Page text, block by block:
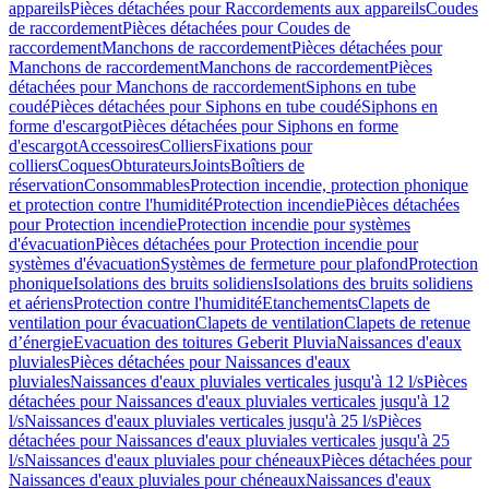
appareilsPièces détachées pour Raccordements aux appareilsCoudes
de raccordementPièces détachées pour Coudes de
raccordementManchons de raccordementPièces détachées pour
Manchons de raccordementManchons de raccordementPièces
détachées pour Manchons de raccordementSiphons en tube
coudéPièces détachées pour Siphons en tube coudéSiphons en
forme d'escargotPièces détachées pour Siphons en forme
d'escargotAccessoiresColliersFixations pour
colliersCoquesObturateursJointsBoîtiers de
réservationConsommablesProtection incendie, protection phonique
et protection contre l'humiditéProtection incendiePièces détachées
pour Protection incendieProtection incendie pour systèmes
d'évacuationPièces détachées pour Protection incendie pour
systèmes d'évacuationSystèmes de fermeture pour plafondProtection
phoniqueIsolations des bruits solidiensIsolations des bruits solidiens
et aériensProtection contre l'humiditéEtanchementsClapets de
ventilation pour évacuationClapets de ventilationClapets de retenue
d’énergieEvacuation des toitures Geberit PluviaNaissances d'eaux
pluvialesPièces détachées pour Naissances d'eaux
pluvialesNaissances d'eaux pluviales verticales jusqu'à 12 l/sPièces
détachées pour Naissances d'eaux pluviales verticales jusqu'à 12
l/sNaissances d'eaux pluviales verticales jusqu'à 25 l/sPièces
détachées pour Naissances d'eaux pluviales verticales jusqu'à 25
l/sNaissances d'eaux pluviales pour chéneauxPièces détachées pour
Naissances d'eaux pluviales pour chéneauxNaissances d'eaux